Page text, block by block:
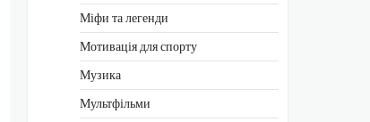
Міфи та легенди
Мотивація для спорту
Музика
Мультфільми